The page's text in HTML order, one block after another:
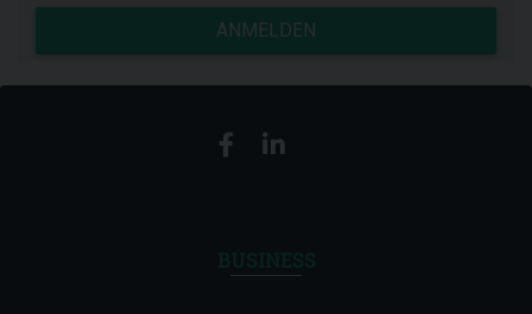
ANMELDEN